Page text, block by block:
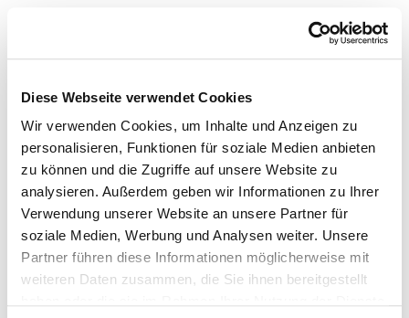
Diese Webseite verwendet Cookies
Wir verwenden Cookies, um Inhalte und Anzeigen zu
personalisieren, Funktionen für soziale Medien anbieten
zu können und die Zugriffe auf unsere Website zu
analysieren. Außerdem geben wir Informationen zu Ihrer
Verwendung unserer Website an unsere Partner für
soziale Medien, Werbung und Analysen weiter. Unsere
Partner führen diese Informationen möglicherweise mit
weiteren Daten zusammen, die Sie ihnen bereitgestellt